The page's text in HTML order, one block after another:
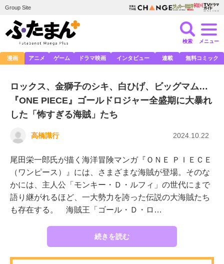
Group Site
検索 メニュー
漫画 アニメ ゲーム ドラマ映画 インタビュー 連載 無料コミック
ロックス、金獅子のシキ、白ひげ、ビッグマム…
『ONE PIECE』ゴールドロジャー全盛期に大暴れ
した「怖すぎる海賊」たち
高橋識行 2024.10.22
尾田栄一郎氏が描く海洋冒険マンガ『ＯＮＥ ＰＩＥＣＥ
（ワンピース）』には、さまざまな海賊が登場。そのな
かには、主人公「モンキー・Ｄ・ルフィ」の世代にまで
語り継がれるほど、一大勢力を誇った伝説の大海賊たち
も存在する。 海賊王「ゴール・Ｄ・ロ…
続きを読む